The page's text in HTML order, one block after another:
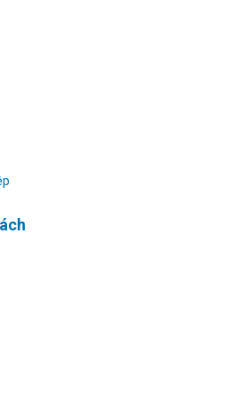
của Predator Helios 300, dòng
nhất Việt Nam ở phân khúc cao
50 triệu đồng.